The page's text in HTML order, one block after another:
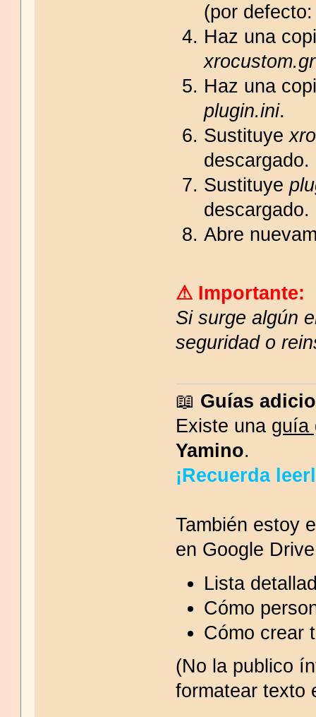
(por
Haz una
Haz una
plugin.ini.
Sustituye
descargado.
Sustituye
descargado.
Abre
⚠ Importante:
Si surge algún
seguridad o
📖 Guías
Existe una guía
Yamino.
¡Recuerda
También estoy
en Google
Lista
Cómo
Cómo crear
(No la publico
formatear texto